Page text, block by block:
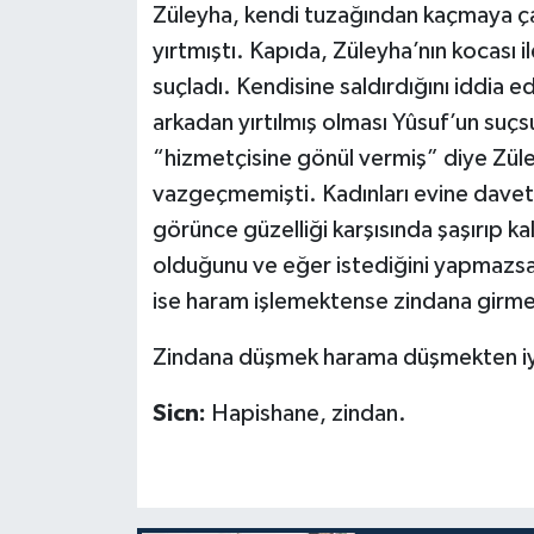
Züleyha, kendi tuzağından kaçmaya
yırtmıştı. Kapıda, Züleyha’nın kocası
suçladı. Kendisine saldırdığını iddia
arkadan yırtılmış olması Yûsuf’un
“hizmetçisine gönül vermiş” diye
vazgeçmemişti. Kadınları evine
görünce güzelliği karşısında şaşırıp
olduğunu ve eğer istediğini
ise haram işlemektense zindana
Zindana düşmek harama düşmekten
Sicn: Hapishane, zindan.
Bitlis Müftülüğü
Bolu Müftülüğü
Bursa Müftülüğü
Çanakkale Müftülüğü
Çankırı Müftülüğü
Çorum Müftülüğü
Makaleler
Duyurular
Bilim, Teknoloji
Biyografiler